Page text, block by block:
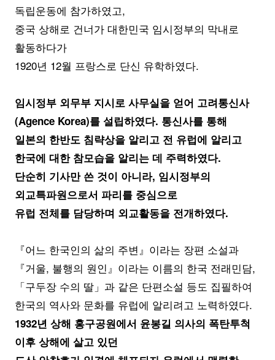
독립운동에 참가하였고,
중국 상해로 건너가 대한민국 임시정부의 막내로
활동하다가
1920년 12월 프랑스로 단신 유학하였다.
임시정부 외무부 지시로 사무실을 얻어 고려통신사
(Agence Korea)를 설립하였다. 통신사를 통해
일본의 한반도 침략상을 알리고 전 유럽에 알리고
한국에 대한 참모습을 알리는 데 주력하였다.
단순히 기사만 쓴 것이 아니라, 임시정부의
외교특파원으로서 파리를 중심으로
유럽 전체를 담당하며 외교활동을 전개하였다.
『어느 한국인의 삶의 주변』이라는 장편 소설과
『거울, 불행의 원인』이라는 이름의 한국 전래민담,
「구두장 수의 딸」과 같은 단편소설 등도 집필하여
한국의 역사와 문화를 유럽에 알리려고 노력하였다.
1932년 상해 홍구공원에서 윤봉길 의사의 폭탄투척
이후 상해에 살고 있던